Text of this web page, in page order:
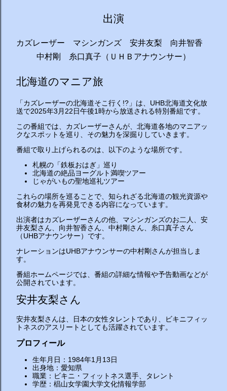
出演
カズレーザー マシンガンズ 安井友梨 向井智香
中村剛 糸口真子（ＵＨＢアナウンサー）
北海道のマニア旅
「カズレーザーの北海道そこ行く!?」は、UHB北海道文化放
送で2025年3月22日午後1時から放送される特別番組です。
この番組では、カズレーザーさんが、北海道各地のマニアッ
クなスポットを巡り、その魅力を深掘りしていきます。
番組で取り上げられるのは、以下のような場所です。
札幌の「鉄板おはぎ」巡り
北海道の絶品ヨーグルト満喫ツアー
じゃがいもの聖地巡礼ツアー
これらの場所を巡ることで、知られざる北海道の観光資源や
食材の魅力を再発見できる内容になっています。
出演者はカズレーザーさんの他、マシンガンズのお二人、安
井友梨さん、向井智香さん、中村剛さん、糸口真子さん
（UHBアナウンサー）です。
ナレーションはUHBアナウンサーの中村剛さんが担当しま
す。
番組ホームページでは、番組の詳細な情報や予告動画などが
公開されています。
安井友梨さん
安井友梨さんは、日本の女性タレントであり、ビキニフィッ
トネスのアスリートとしても活躍されています。
プロフィール
生年月日：1984年1月13日
出身地：愛知県
職業：ビキニ・フィットネス選手、タレント
学歴：椙山女学園大学文化情報学部